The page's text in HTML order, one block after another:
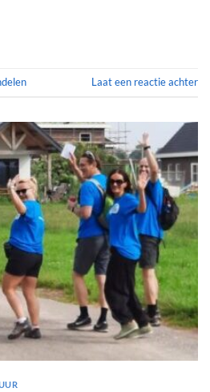
Laat een reactie achter